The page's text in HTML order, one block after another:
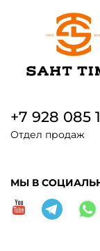
+7 928 085
Отдел продаж
МЫ В